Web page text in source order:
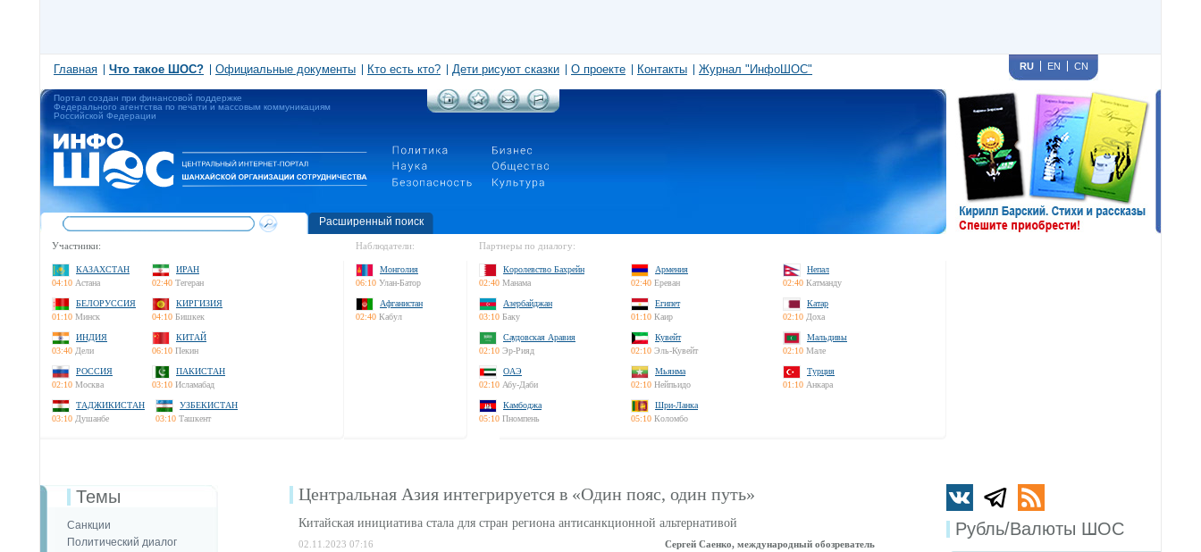
Главная Что такое ШОС? Официальные документы Кто есть кто? Дети рисуют сказки О проекте Контакты Журнал "ИнфоШОС" RU EN CN
Портал создан при финансовой поддержке
Федерального агентства по печати и массовым коммуникациям
Российской Федерации
Расширенный поиск
Участники:
КАЗАХСТАН
04:10 Астана
ИРАН
02:40 Тегеран
БЕЛОРУССИЯ
01:10 Минск
КИРГИЗИЯ
04:10 Бишкек
ИНДИЯ
03:40 Дели
КИТАЙ
06:10 Пекин
РОССИЯ
02:10 Москва
ПАКИСТАН
03:10 Исламабад
ТАДЖИКИСТАН
03:10 Душанбе
УЗБЕКИСТАН
03:10 Ташкент
Наблюдатели:
Монголия
06:10 Улан-Батор
Афганистан
02:40 Кабул
Партнеры по диалогу:
Королевство Бахрейн
02:40 Манама
Армения
02:40 Ереван
Непал
02:40 Катманду
Азербайджан
03:10 Баку
Египет
01:10 Каир
Катар
02:10 Доха
Саудовская Аравия
02:10 Эр-Рияд
Кувейт
02:10 Эль-Кувейт
Мальдивы
02:10 Мале
ОАЭ
02:10 Абу-Даби
Мьянма
02:10 Нейпьидо
Турция
01:10 Анкара
Камбоджа
05:10 Пномпень
Шри-Ланка
05:10 Коломбо
Рубль/Валюты ШОС
Темы
Санкции
Политический диалог
Центральная Азия интегрируется в «Один пояс, один путь»
Китайская инициатива стала для стран региона антисанкционной альтернативой
02.11.2023 07:16 Сергей Саенко, международный обозреватель